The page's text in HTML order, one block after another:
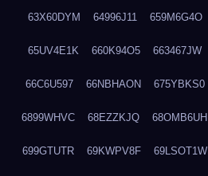
63X60DYM 64996J11 659M6G4O
65UV4E1K 660K94O5 663467JW
66C6U597 66NBHAON 675YBKS0
6899WHVC 68EZZKJQ 68OMB6UH
699GTUTR 69KWPV8F 69LSOT1W